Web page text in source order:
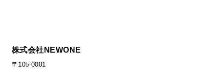
株式会社NEWONE
〒105-0001